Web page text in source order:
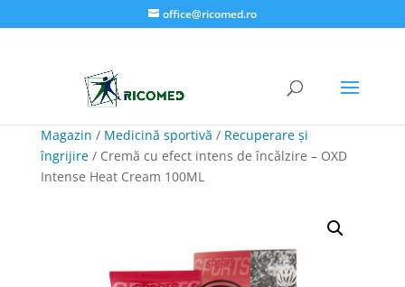
office@ricomed.ro
Magazin / Medicină sportivă / Recuperare și
îngrijire/ Cremă cu efect intens de încălzire – OXD
Intense Heat Cream 100ML